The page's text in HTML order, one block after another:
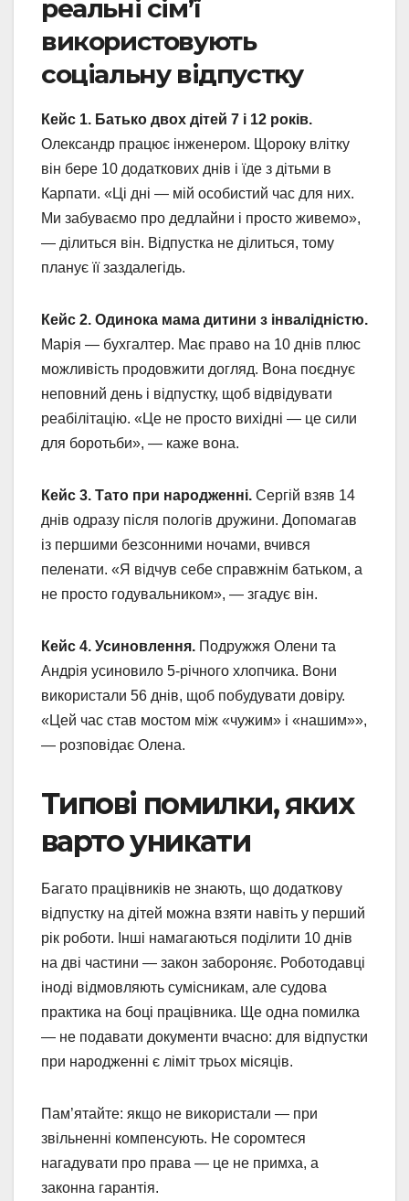
реальні сім’ї
використовують
соціальну відпустку
Кейс 1. Батько двох дітей 7 і 12 років.
Олександр працює інженером. Щороку влітку
він бере 10 додаткових днів і їде з дітьми в
Карпати. «Ці дні — мій особистий час для них.
Ми забуваємо про дедлайни і просто живемо»,
— ділиться він. Відпустка не ділиться, тому
планує її заздалегідь.
Кейс 2. Одинока мама дитини з інвалідністю.
Марія — бухгалтер. Має право на 10 днів плюс
можливість продовжити догляд. Вона поєднує
неповний день і відпустку, щоб відвідувати
реабілітацію. «Це не просто вихідні — це сили
для боротьби», — каже вона.
Кейс 3. Тато при народженні. Сергій взяв 14
днів одразу після пологів дружини. Допомагав
із першими безсонними ночами, вчився
пеленати. «Я відчув себе справжнім батьком, а
не просто годувальником», — згадує він.
Кейс 4. Усиновлення. Подружжя Олени та
Андрія усиновило 5-річного хлопчика. Вони
використали 56 днів, щоб побудувати довіру.
«Цей час став мостом між «чужим» і «нашим»»,
— розповідає Олена.
Типові помилки, яких
варто уникати
Багато працівників не знають, що додаткову
відпустку на дітей можна взяти навіть у перший
рік роботи. Інші намагаються поділити 10 днів
на дві частини — закон забороняє. Роботодавці
іноді відмовляють сумісникам, але судова
практика на боці працівника. Ще одна помилка
— не подавати документи вчасно: для відпустки
при народженні є ліміт трьох місяців.
Пам’ятайте: якщо не використали — при
звільненні компенсують. Не соромтеся
нагадувати про права — це не примха, а
законна гарантія.